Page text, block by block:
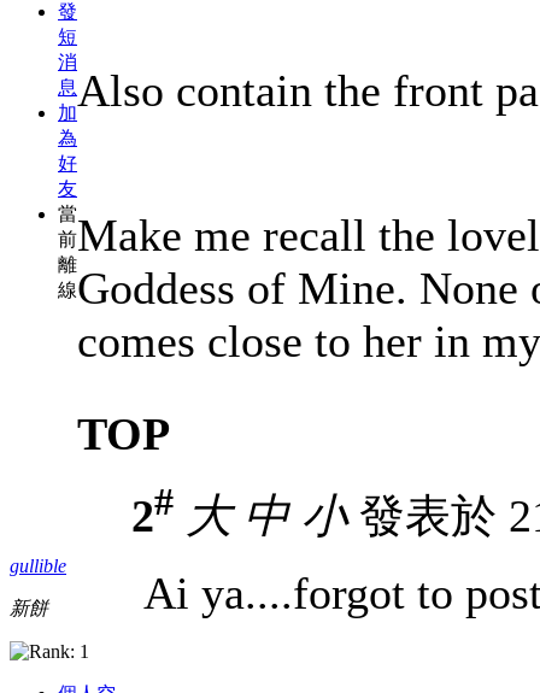
發
短
消
息
加
為
好
友
當
前
離
線
Also contain the front
Make me recall the
Goddess of Mine. None
comes close to her in
TOP
gullible
新餅
2# 大 中 小發表於
Ai ya....forgot to